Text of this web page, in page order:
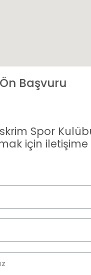
Ön Başvuru
Spor
için iletişime